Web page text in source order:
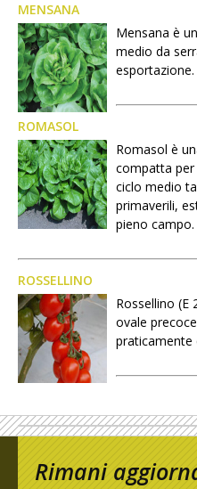
MENSANA
Mensana è
medio da
esportazione.
ROMASOL
Romasol è
compatta per
ciclo medio
primaverili,
pieno campo.
ROSSELLINO
Rossellino (E
ovale
praticamente
Rimani